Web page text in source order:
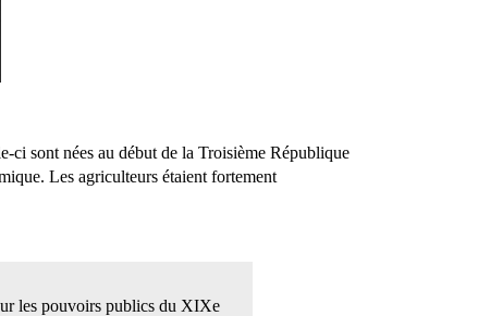
ci sont nées au début de la Troisième République
Les agriculteurs étaient fortement
les pouvoirs publics du XIXe